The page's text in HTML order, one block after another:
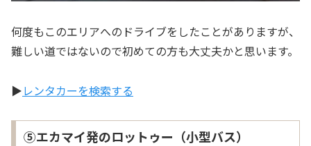
何度もこのエリアへのドライブをしたことがありますが、
難しい道ではないので初めての方も大丈夫かと思います。
▶️レンタカーを検索する
⑤エカマイ発のロットゥー（小型バス）